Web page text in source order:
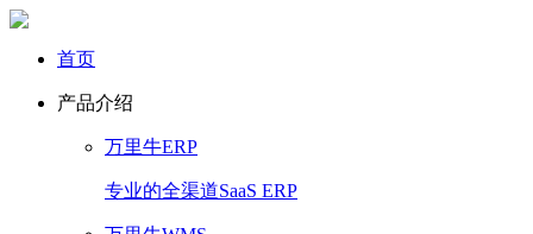
首页
产品介绍
万里牛ERP
专业的全渠道SaaS ERP